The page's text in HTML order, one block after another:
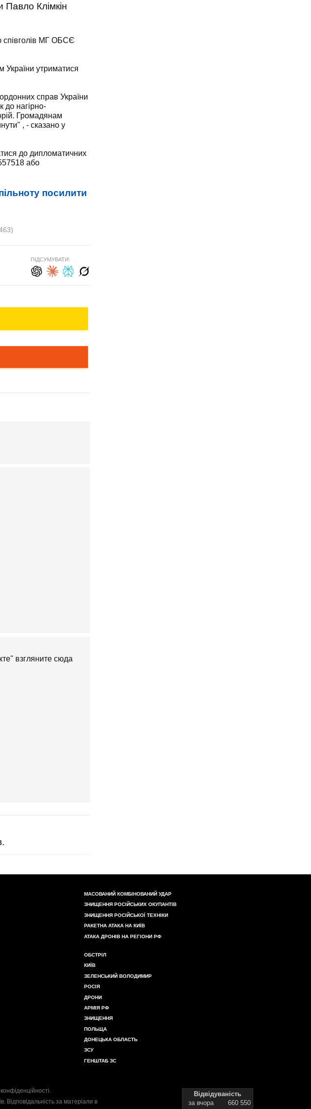
Павло Клімкін
співголів МГ ОБСЄ
України утриматися
справ України
до нагірно-
Громадянам
, - сказано у
до дипломатичних
або
посилити
ПІДСУМУВАТИ:
взгляните сюда
МАСОВАНИЙ КОМБІНОВАНИЙ УДАР
ЗНИЩЕННЯ РОСІЙСЬКИХ ОКУПАНТІВ
ЗНИЩЕННЯ РОСІЙСЬКОЇ ТЕХНІКИ
РАКЕТНА АТАКА НА КИЇВ
АТАКА ДРОНІВ НА РЕГІОНИ РФ
ОБСТРІЛ
КИЇВ
ЗЕЛЕНСЬКИЙ ВОЛОДИМИР
РОСІЯ
ДРОНИ
АРМІЯ РФ
ЗНИЩЕННЯ
ПОЛЬЩА
ДОНЕЦЬКА ОБЛАСТЬ
ЗСУ
ГЕНШТАБ ЗС
.
Відповідальність за матеріали в
Відвідуваність
за вчора
660 550